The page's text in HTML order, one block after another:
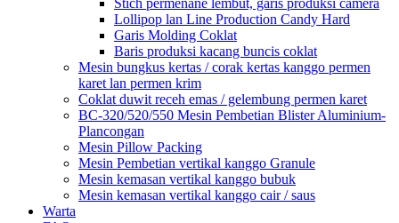
Stich permenane lembut, garis produksi camera
Lollipop lan Line Production Candy Hard
Garis Molding Coklat
Baris produksi kacang buncis coklat
Mesin bungkus kertas / corak kertas kanggo permen
karet lan permen krim
Coklat duwit receh emas / gelembung permen karet
BC-320/520/550 Mesin Pembetian Blister Aluminium-
Plancongan
Mesin Pillow Packing
Mesin Pembetian vertikal kanggo Granule
Mesin kemasan vertikal kanggo bubuk
Mesin kemasan vertikal kanggo cair / saus
Warta